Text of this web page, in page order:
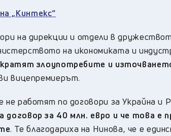
„Кинтекс“
на дирекции и отдели в
на икономиката и
злоупотребите и
вицепремиерът.
работят по договори за Украйна и
договор за 40 млн. евро и че това е
. Те благодариха на Нинова, че е